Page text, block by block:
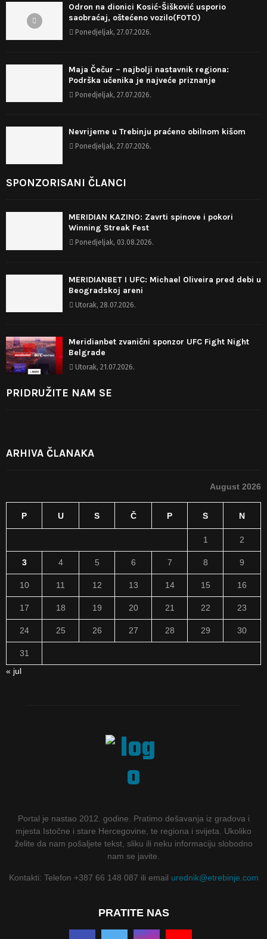
Odron na dionici Kosić-Šišković usporio
saobraćaj, oštećeno vozilo(FOTO)
Ponedjeljak, 27.07.2026.
Maja Čečur – najbolji nastavnik regiona:
Podrška učenika je najveće priznanje
Ponedjeljak, 27.07.2026.
Nevrijeme u Trebinju praćeno obilnom kišom
Ponedjeljak, 27.07.2026.
SPONZORISANI ČLANCI
MERIDIAN KAZINO: Zavrti spinove i pokori
Winning Streak Fest
Ponedjeljak, 03.08.2026.
MERIDIANBET I UFC: Michael Oliveira pred debi u
Beogradskoj areni
Utorak, 28.07.2026.
Meridianbet zvanični sponzor UFC Fight Night
Belgrade
Utorak, 21.07.2026.
PRIDRUŽITE NAM SE
ARHIVA ČLANAKA
August 2026
P U S Č P S N
1 2
3 4 5 6 7 8 9
10 11 12 13 14 15 16
17 18 19 20 21 22 23
24 25 26 27 28 29 30
31
« jul
Portal je nastao 2012. godine. Pratimo dešavanja iz gradova i
mjesta Istočne i stare Hercegovine, te regiona i svijeta. Ukoliko
želite da nam pošaljete tekst, sliku ili neku informaciju slobodno
nam se javite.
Kontakti: Telefon +387 66 148 087 ili email urednik@etrebinje.com
PRATITE NAS